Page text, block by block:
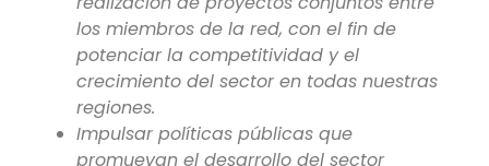
los miembros de la red, con el fin de
potenciar la competitividad y el
crecimiento del sector en todas nuestras
regiones.
Impulsar políticas públicas que
promuevan el desarrollo del sector